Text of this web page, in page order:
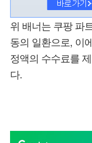
위 배너는 쿠팡 파
동의 일환으로, 이
정액의 수수료를
다.